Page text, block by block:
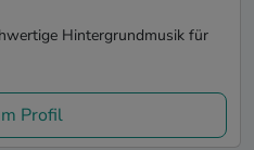
Hintergrundmusik für
Profil